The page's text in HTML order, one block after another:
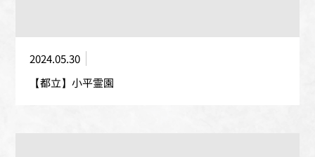
2024.05.30
【都立】小平霊園